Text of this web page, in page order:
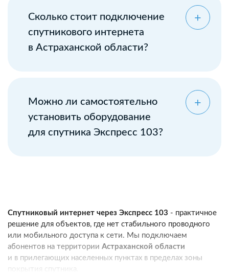
Сколько стоит подключение
спутникового интернета
в Астраханской области?
Можно ли самостоятельно
установить оборудование
для спутника Экспресс 103?
Спутниковый интернет через Экспресс 103 - практичное
решение для объектов, где нет стабильного проводного
или мобильного доступа к сети. Мы подключаем
абонентов на территории Астраханской области
и в прилегающих населенных пунктах в пределах зоны
покрытия спутника.